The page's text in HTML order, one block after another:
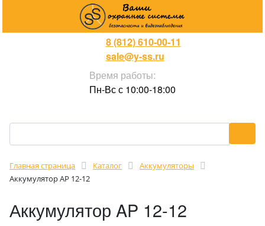
8 (812) 610-00-11
sale@y-ss.ru
Время работы:
Пн-Вс с 10:00-18:00
Главная страница Каталог
Аккумуляторы
Аккумулятор AP 12-12
Аккумулятор AP 12-12